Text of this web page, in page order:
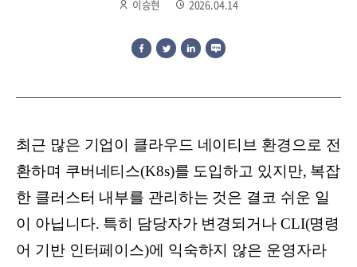
이승현 2026.04.14
최근 많은 기업이 클라우드 네이티브 환경으로 전
환하며 쿠버네티스(K8s)를 도입하고 있지만, 복잡
한 클러스터 내부를 관리하는 것은 결코 쉬운 일
이 아닙니다. 특히 담당자가 변경되거나 CLI(명령
어 기반 인터페이스)에 익숙하지 않은 운영자라